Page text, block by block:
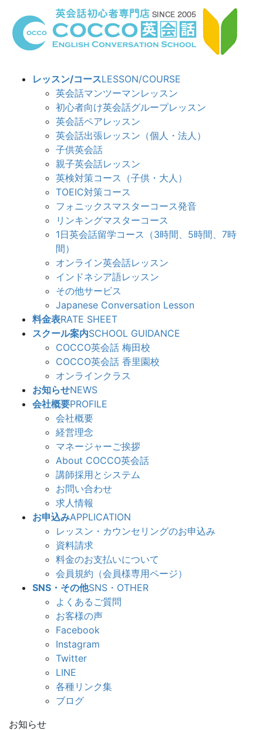
レッスン/コースLESSON/COURSE
英会話マンツーマンレッスン
初心者向け英会話グループレッスン
英会話ペアレッスン
英会話出張レッスン（個人・法人）
子供英会話
親子英会話レッスン
英検対策コース（子供・大人）
TOEIC対策コース
フォニックスマスターコース発音
リンキングマスターコース
1日英会話留学コース（3時間、5時間、7時
間）
オンライン英会話レッスン
インドネシア語レッスン
その他サービス
Japanese Conversation Lesson
料金表RATE SHEET
スクール案内SCHOOL GUIDANCE
COCCO英会話 梅田校
COCCO英会話 香里園校
オンラインクラス
お知らせNEWS
会社概要PROFILE
会社概要
経営理念
マネージャーご挨拶
About COCCO英会話
講師採用とシステム
お問い合わせ
求人情報
お申込みAPPLICATION
レッスン・カウンセリングのお申込み
資料請求
料金のお支払いについて
会員規約（会員様専用ページ）
SNS・その他SNS・OTHER
よくあるご質問
お客様の声
Facebook
Instagram
Twitter
LINE
各種リンク集
ブログ
お知らせ